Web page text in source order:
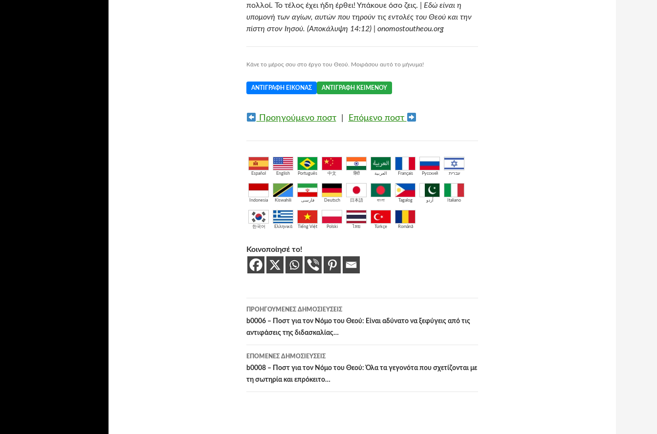
πολλοί. Το τέλος έχει ήδη έρθει! Υπάκουε όσο ζεις. | Εδώ είναι η
υπομονή των αγίων, αυτών που τηρούν τις εντολές του Θεού και την
πίστη στον Ιησού. (Αποκάλυψη 14:12) | onomostoutheou.org
Κάνε το μέρος σου στο έργο του Θεού. Μοιράσου αυτό το μήνυμα!
ΑΝΤΙΓΡΑΦΉ ΕΙΚΌΝΑΣ ΑΝΤΙΓΡΑΦΉ ΚΕΙΜΈΝΟΥ
Προηγούμενο ποστ| Επόμενο ποστ
Español English Português 中文 हिंदी العربية Français Русский עברית
Indonesia Kiswahili فارسی Deutsch 日本語 বাংলা Tagalog اُردو Italiano
한국어 Ελληνικά Tiếng Việt Polski ไทย Türkçe Română
Κοινοποίησέ το!
Πλοήγηση
άρθρων
ΠΡΟΗΓΟΎΜΕΝΕΣ ΔΗΜΟΣΙΕΎΣΕΙΣ
b0006 – Ποστ για τον Νόμο του Θεού: Είναι αδύνατο να ξεφύγεις από τις
αντιφάσεις της διδασκαλίας…
ΕΠΌΜΕΝΕΣ ΔΗΜΟΣΙΕΎΣΕΙΣ
b0008 – Ποστ για τον Νόμο του Θεού: Όλα τα γεγονότα που σχετίζονται με
τη σωτηρία και επρόκειτο…